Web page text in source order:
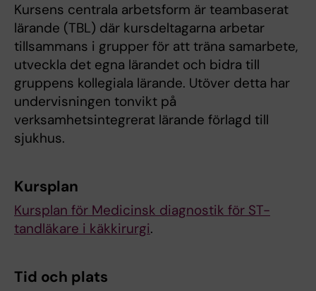
Kursens centrala arbetsform är teambaserat
lärande (TBL) där kursdeltagarna arbetar
tillsammans i grupper för att träna samarbete,
utveckla det egna lärandet och bidra till
gruppens kollegiala lärande. Utöver detta har
undervisningen tonvikt på
verksamhetsintegrerat lärande förlagd till
sjukhus.
Kursplan
Kursplan för Medicinsk diagnostik för ST-
tandläkare i käkkirurgi.
Tid och plats